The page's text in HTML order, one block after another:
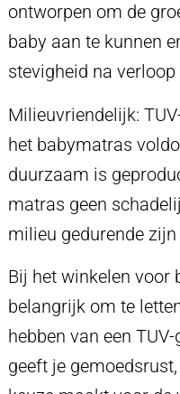
ontworpen om de
baby aan te kunnen
stevigheid na verloop
Milieuvriendelijk:
het babymatras
duurzaam is
matras geen
milieu gedurende zijn
Bij het winkelen voor
belangrijk om te
hebben van een
geeft je